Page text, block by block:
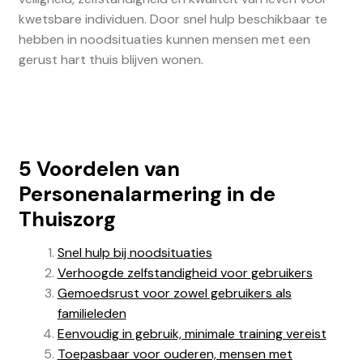
kwetsbare individuen. Door snel hulp beschikbaar te
hebben in noodsituaties kunnen mensen met een
gerust hart thuis blijven wonen.
5 Voordelen van
Personenalarmering in de
Thuiszorg
Snel hulp bij noodsituaties
Verhoogde zelfstandigheid voor gebruikers
Gemoedsrust voor zowel gebruikers als
familieleden
Eenvoudig in gebruik, minimale training vereist
Toepasbaar voor ouderen, mensen met